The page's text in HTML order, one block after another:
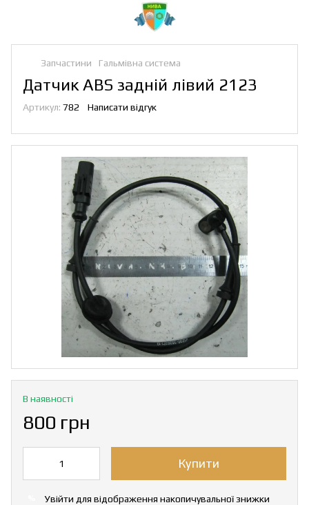
Запчастини Гальмівна система
Датчик АВS задній лівий 2123
Артикул: 782 Написати відгук
В наявності
800 грн
Купити
Увійти для відображення накопичувальної знижки